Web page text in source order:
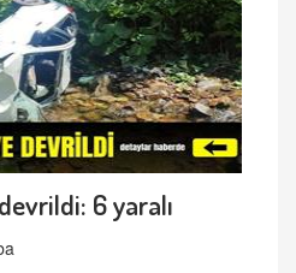
6 yaralı